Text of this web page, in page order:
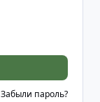
Забыли пароль?